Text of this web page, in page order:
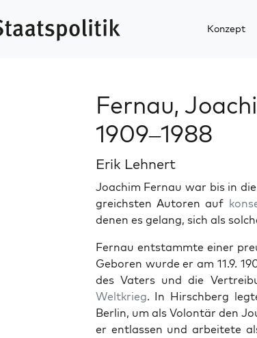
Konzept
Fernau,
1909–1988
Erik Lehnert
Joachim Fer­nau war bis in
gre­ich­sten Autoren auf
denen es gelang, sich als
Fer­nau entstammte ein­er
Geboren wurde er am 11.9.
des Vaters und die
Weltkrieg. In Hirschberg
Berlin, um als Volon­tär den
er ent­lassen und arbeit­ete